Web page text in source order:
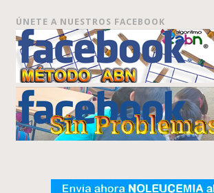
ÚNETE A NUESTROS FACEBOOK